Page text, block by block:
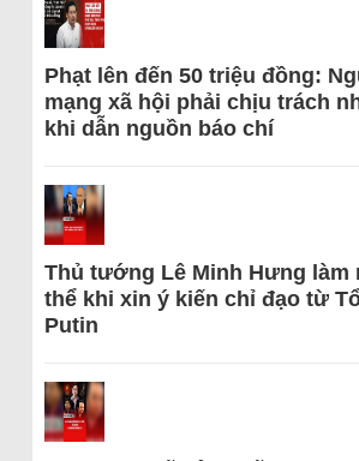
Phạt lên đến 50 triệu đồng:
mạng xã hội phải chịu trách
khi dẫn nguồn báo chí
Thủ tướng Lê Minh Hưng làm
thể khi xin ý kiến chỉ đạo từ
Putin